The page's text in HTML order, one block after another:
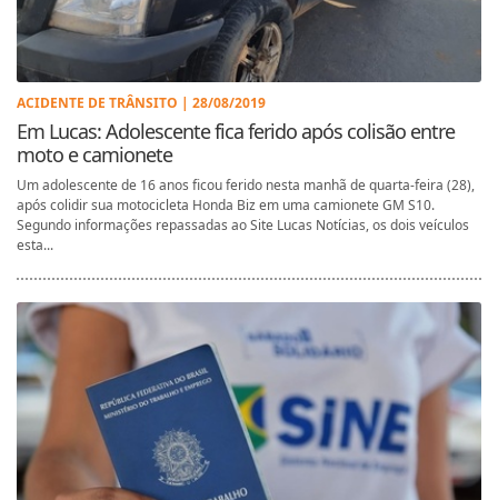
ACIDENTE DE TRÂNSITO | 28/08/2019
Em Lucas: Adolescente fica ferido após colisão entre
moto e camionete
Um adolescente de 16 anos ficou ferido nesta manhã de quarta-feira (28),
após colidir sua motocicleta Honda Biz em uma camionete GM S10.
Segundo informações repassadas ao Site Lucas Notícias, os dois veículos
esta...